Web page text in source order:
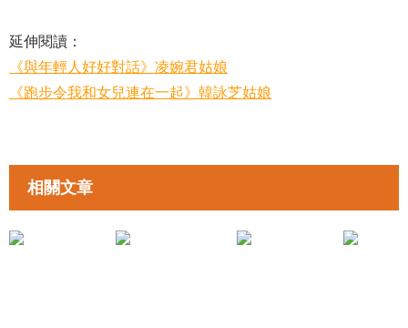
延伸閱讀：
《與年輕人好好對話》凌婉君姑娘
《跑步令我和女兒連在一起》韓詠芝姑娘
相關文章
拉近親子距離